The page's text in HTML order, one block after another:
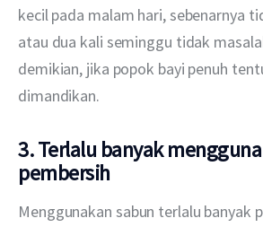
kecil pada malam hari, sebenarnya
atau dua kali seminggu tidak
demikian, jika popok bayi penuh
dimandikan.
3. Terlalu banyak
pembersih
Menggunakan sabun terlalu banyak